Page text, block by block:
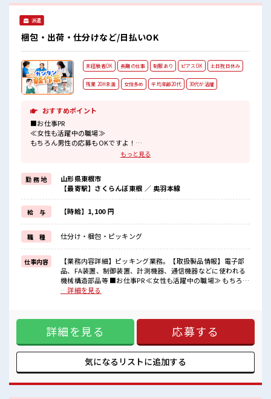
派遣
梱包・出荷・仕分けなど/日払いOK
未経験者OK 長期の仕事 制服あり ピアスOK 土日祝日休み
残業 20H未満 女性多め 平均年齢20代 30代が活躍
おすすめポイント
■お仕事PR
≪女性も活躍中の職場≫
もちろん男性の応募もOKですよ！
≪ちょっとの残業で収入アップ≫
ほどよく稼げます♪
≪完全週休二日制≫
週末は家族や友人と一緒にプライベート満喫！
制服があると毎日の服選びに悩まずOK♪
≪未経験の方も大カンゲイ≫
新しいことにチャレンジするのは不安だけど、
しっかり働く環境が整っています！
イチからスキルUP・ステップUP目指していきましょう！
≪収入アップを目指せる≫
高時給だらけの派遣のお仕事です！
■職場の雰囲気
女性多めで休み時間は女子トークがあふれる職場です！
社会人経験が浅くてもOK！
ここから経験積んでいきましょ！
もっと見る
勤 務 地
山形県東根市
【最寄駅】さくらんぼ東根 ／ 奥羽本線
給 与 【時給】1,100 円
職 種 仕分け・梱包・ピッキング
仕事内容
【業務内容詳細】ピッキング業務。【取扱製品情報】電子部
品、FA装置、制御装置、計測機器、通信機器などに使われる
機械構造部品等 ■お仕事PR ≪女性も活躍中の職場≫ もちろん
男性の応募もOKですよ！ ≪ちょっとの残業で収入アップ≫
ると毎日の服選びに悩まずOK♪ ≪未経験の方も大カンゲイ≫
新しいことにチャレンジするのは不安だけど、 しっかり働く
環境が整っています！ イチからスキルUP・ステップUP目指
していきましょう！ ≪収入アップを目指せる≫ 高時給だらけ
の派遣のお仕事です！ ■職場の雰囲気 女性多めで休み時間は
女子トークがあふれる職場です！ もちろん男性の応募もOKで
から経験積んでいきましょ！
…詳細を見る
詳細を見る 応募する
気になるリストに追加する